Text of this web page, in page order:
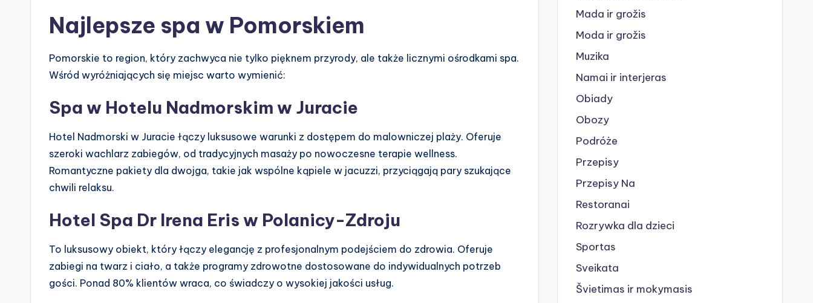
Najlepsze spa w Pomorskiem
Pomorskie to region, który zachwyca nie tylko pięknem przyrody, ale także licznymi ośrodkami spa.
Wśród wyróżniających się miejsc warto wymienić:
Spa w Hotelu Nadmorskim w Juracie
Hotel Nadmorski w Juracie łączy luksusowe warunki z dostępem do malowniczej plaży. Oferuje
szeroki wachlarz zabiegów, od tradycyjnych masaży po nowoczesne terapie wellness.
Romantyczne pakiety dla dwojga, takie jak wspólne kąpiele w jacuzzi, przyciągają pary szukające
chwili relaksu.
Hotel Spa Dr Irena Eris w Polanicy-Zdroju
To luksusowy obiekt, który łączy elegancję z profesjonalnym podejściem do zdrowia. Oferuje
zabiegi na twarz i ciało, a także programy zdrowotne dostosowane do indywidualnych potrzeb
gości. Ponad 80% klientów wraca, co świadczy o wysokiej jakości usług.
Mada ir grožis
Moda ir grožis
Muzika
Namai ir interjeras
Obiady
Obozy
Podróże
Przepisy
Przepisy Na
Restoranai
Rozrywka dla dzieci
Sportas
Sveikata
Švietimas ir mokymasis